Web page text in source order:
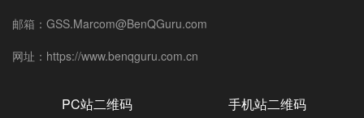
邮箱：GSS.Marcom@BenQGuru.com
网址：https://www.benqguru.com.cn
PC站二维码 手机站二维码